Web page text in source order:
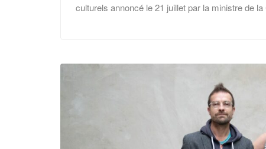
culturels annoncé le 21 juillet par la ministre de